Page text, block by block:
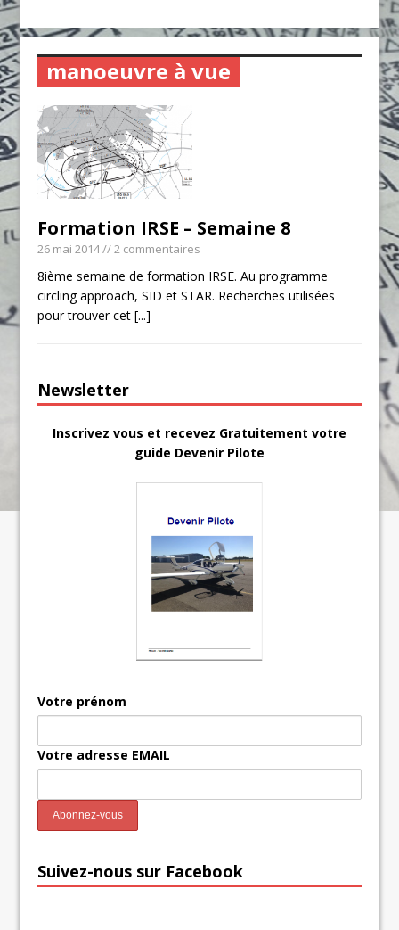
manoeuvre à vue
Formation IRSE – Semaine 8
26 mai 2014// 2 commentaires
8ième semaine de formation IRSE. Au programme
circling approach, SID et STAR. Recherches utilisées
pour trouver cet[...]
Newsletter
Inscrivez vous et recevez Gratuitement votre
guide Devenir Pilote
Votre prénom
Votre adresse EMAIL
Suivez-nous sur Facebook